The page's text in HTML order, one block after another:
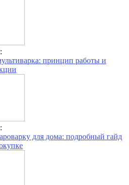
принцип работы и
для дома: подробный гайд